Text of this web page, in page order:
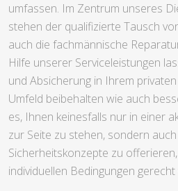
umfassen. Im Zentrum unseres
stehen der qualifizierte Tausch
auch die fachmännische
Hilfe unserer Serviceleistungen
und Absicherung in Ihrem
Umfeld beibehalten wie auch
es, Ihnen keinesfalls nur in einer
zur Seite zu stehen, sondern
Sicherheitskonzepte zu
individuellen Bedingungen